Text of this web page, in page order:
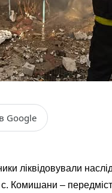
Google
Комишани –